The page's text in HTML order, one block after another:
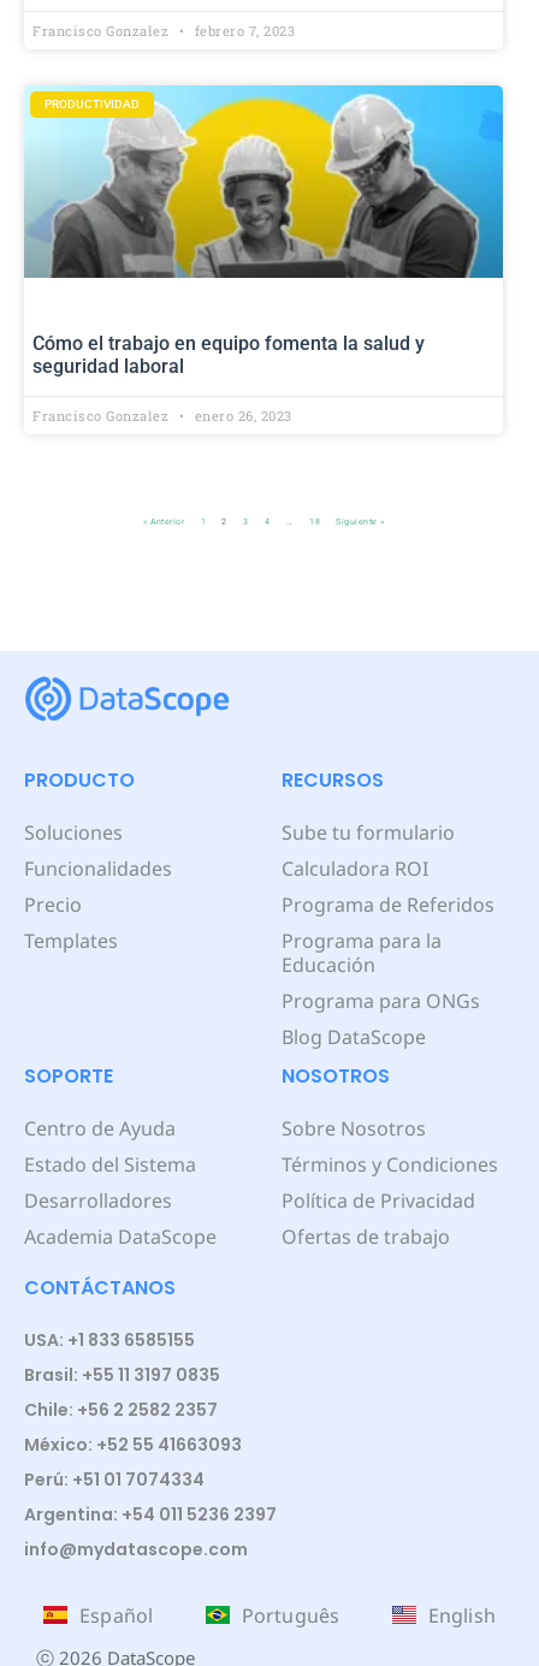
Francisco Gonzalez febrero 7, 2023
PRODUCTIVIDAD
Cómo el trabajo en equipo fomenta la salud y
seguridad laboral
Francisco Gonzalez enero 26, 2023
« Anterior 1 2 3 4 … 18 Siguiente »
PRODUCTO
Soluciones
Funcionalidades
Precio
Templates
RECURSOS
Sube tu formulario
Calculadora ROI
Programa de Referidos
Programa para la
Educación
Programa para ONGs
Blog DataScope
SOPORTE
Centro de Ayuda
Estado del Sistema
Desarrolladores
Academia DataScope
NOSOTROS
Sobre Nosotros
Términos y Condiciones
Política de Privacidad
Ofertas de trabajo
CONTÁCTANOS
USA: +1 833 6585155
Brasil: +55 11 3197 0835
Chile: +56 2 2582 2357
México: +52 55 41663093
Perú: +51 01 7074334
Argentina: +54 011 5236 2397
info@mydatascope.com
Español Português English
ⓒ 2026 DataScope